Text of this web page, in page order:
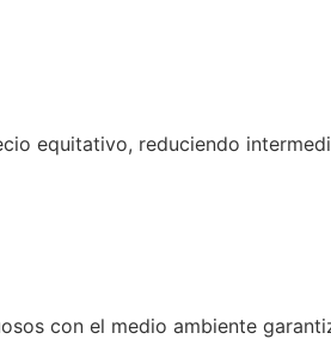
equitativo, reduciendo
con el medio ambiente